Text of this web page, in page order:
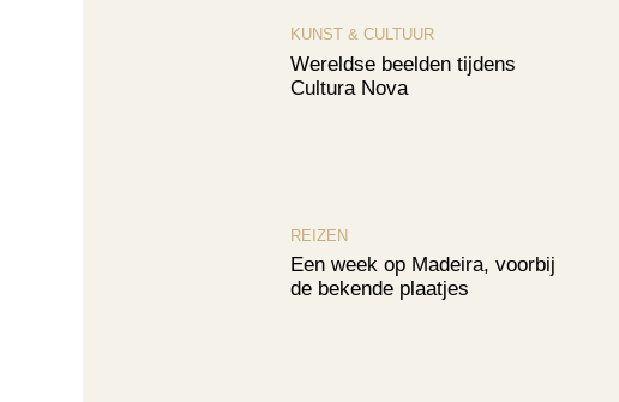
KUNST & CULTUUR
Wereldse beelden tijdens
Cultura Nova
REIZEN
Een week op Madeira, voorbij
de bekende plaatjes